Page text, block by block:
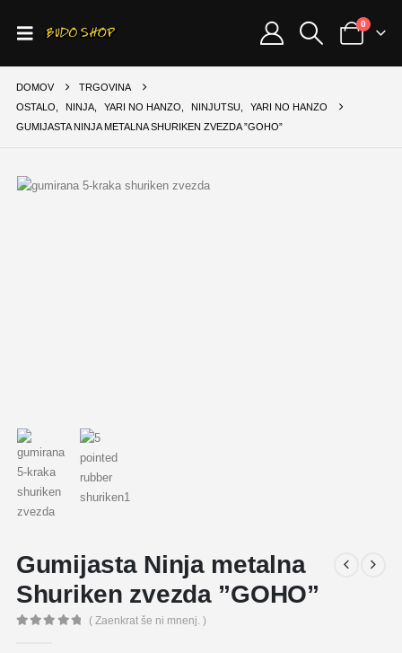
0
DOMOV
TRGOVINA
OSTALO
NINJA, YARI NO HANZO NINJUTSU
YARI NO HANZO
GUMIJASTA NINJA METALNA SHURIKEN ZVEZDA ”GOHO”
Gumijasta Ninja metalna
Shuriken zvezda ”GOHO”
( Zaenkrat še ni mnenj. )